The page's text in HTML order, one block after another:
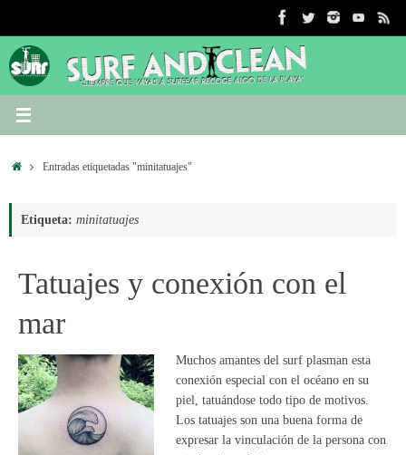
contenido
InicioEntradas etiquetadas "minitatuajes"
Etiqueta: minitatuajes
Tatuajes y conexión con el
mar
Muchos amantes del surf plasman esta
conexión especial con el océano en su
piel, tatuándose todo tipo de motivos.
Los tatuajes son una buena forma de
expresar la vinculación de la persona con